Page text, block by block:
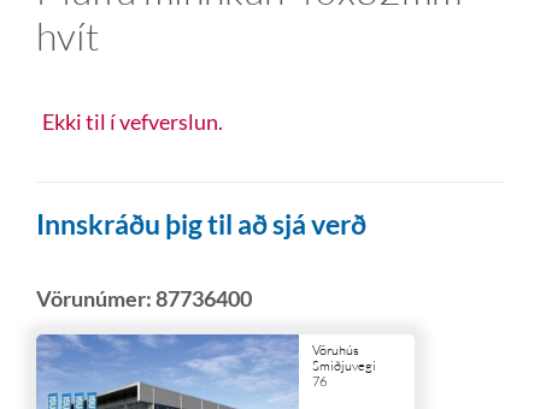
hvít
Ekki til í vefverslun.
Innskráðu þig til að sjá verð
Vörunúmer:87736400
Vöruhús
Smiðjuvegi
76